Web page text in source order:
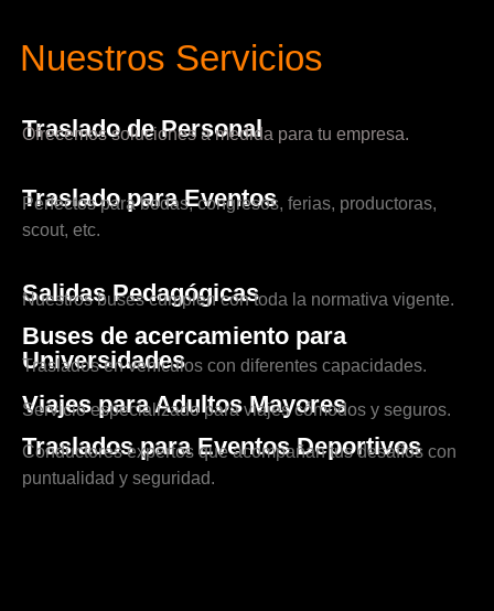
Nuestros Servicios
Traslado de Personal
Ofrecemos soluciones a medida para tu empresa.
Traslado para Eventos
Perfectos para bodas, congresos, ferias, productoras,
scout, etc.
Salidas Pedagógicas
Nuestros buses cumplen con toda la normativa vigente.
Buses de acercamiento para
Universidades
Traslados en vehículos con diferentes capacidades.
Viajes para Adultos Mayores
Servicio especializado para viajes cómodos y seguros.
Traslados para Eventos Deportivos
Conductores expertos que acompañan tus desafíos con
puntualidad y seguridad.